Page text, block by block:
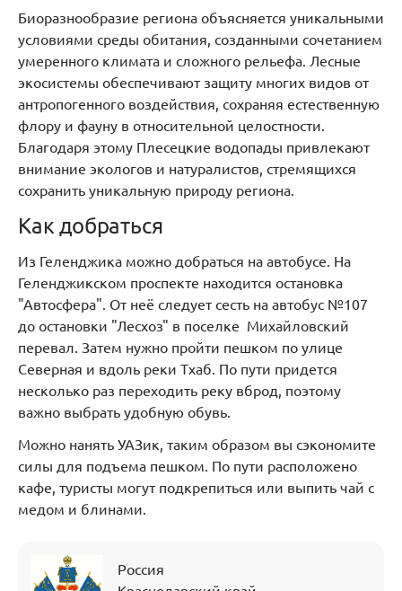
Биоразнообразие региона объясняется уникальными
условиями среды обитания, созданными сочетанием
умеренного климата и сложного рельефа. Лесные
экосистемы обеспечивают защиту многих видов от
антропогенного воздействия, сохраняя естественную
флору и фауну в относительной целостности.
Благодаря этому Плесецкие водопады привлекают
внимание экологов и натуралистов, стремящихся
сохранить уникальную природу региона.
Как добраться
Из Геленджика можно добраться на автобусе. На
Геленджикском проспекте находится остановка
"Автосфера". От неё следует сесть на автобус №107
до остановки "Лесхоз" в поселке Михайловский
перевал. Затем нужно пройти пешком по улице
Северная и вдоль реки Тхаб. По пути придется
несколько раз переходить реку вброд, поэтому
важно выбрать удобную обувь.
Можно нанять УАЗик, таким образом вы сэкономите
силы для подъема пешком. По пути расположено
кафе, туристы могут подкрепиться или выпить чай с
медом и блинами.
Россия